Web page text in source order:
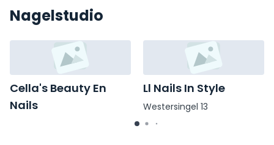
Nagelstudio
Cella's Beauty En
Nails
Ll Nails In Style
Westersingel 13